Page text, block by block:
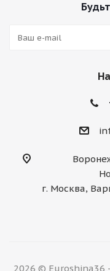
г. Москва,
2026 © Euroshina36